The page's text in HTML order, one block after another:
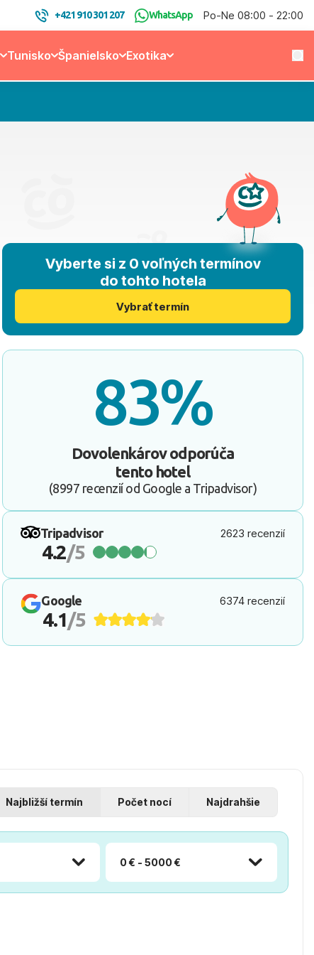
+421 910 301 207 WhatsApp Po-Ne 08:00 - 22:00
Tunisko Španielsko Exotika
Vyberte si z 0 voľných termínov
do tohto hotela
Vybrať termín
83%
Dovolenkárov odporúča
tento hotel
(8997 recenzií od Google a Tripadvisor)
Tripadvisor 2623 recenzií
4.2/5
Google 6374 recenzií
4.1/5
Najbližší termín Počet nocí Najdrahšie
0 € - 5000 €